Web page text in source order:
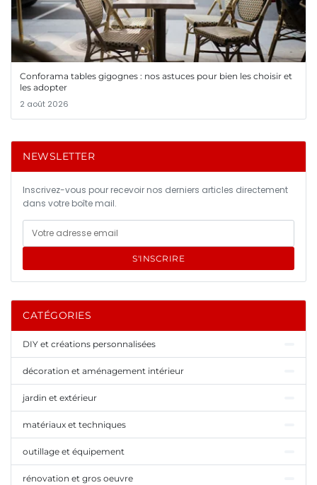
Conforama tables gigognes : nos astuces pour bien les choisir et
les adopter
2 août 2026
NEWSLETTER
Inscrivez-vous pour recevoir nos derniers articles directement
dans votre boîte mail.
S'INSCRIRE
CATÉGORIES
DIY et créations personnalisées
décoration et aménagement intérieur
jardin et extérieur
matériaux et techniques
outillage et équipement
rénovation et gros oeuvre